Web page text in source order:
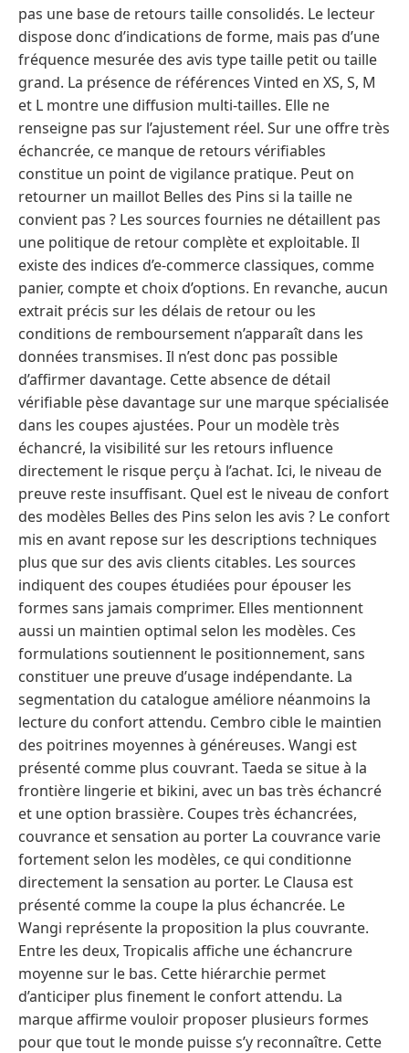
pas une base de retours taille consolidés. Le lecteur
dispose donc d’indications de forme, mais pas d’une
fréquence mesurée des avis type taille petit ou taille
grand. La présence de références Vinted en XS, S, M
et L montre une diffusion multi-tailles. Elle ne
renseigne pas sur l’ajustement réel. Sur une offre très
échancrée, ce manque de retours vérifiables
constitue un point de vigilance pratique. Peut on
retourner un maillot Belles des Pins si la taille ne
convient pas ? Les sources fournies ne détaillent pas
une politique de retour complète et exploitable. Il
existe des indices d’e-commerce classiques, comme
panier, compte et choix d’options. En revanche, aucun
extrait précis sur les délais de retour ou les
conditions de remboursement n’apparaît dans les
données transmises. Il n’est donc pas possible
d’affirmer davantage. Cette absence de détail
vérifiable pèse davantage sur une marque spécialisée
dans les coupes ajustées. Pour un modèle très
échancré, la visibilité sur les retours influence
directement le risque perçu à l’achat. Ici, le niveau de
preuve reste insuffisant. Quel est le niveau de confort
des modèles Belles des Pins selon les avis ? Le confort
mis en avant repose sur les descriptions techniques
plus que sur des avis clients citables. Les sources
indiquent des coupes étudiées pour épouser les
formes sans jamais comprimer. Elles mentionnent
aussi un maintien optimal selon les modèles. Ces
formulations soutiennent le positionnement, sans
constituer une preuve d’usage indépendante. La
segmentation du catalogue améliore néanmoins la
lecture du confort attendu. Cembro cible le maintien
des poitrines moyennes à généreuses. Wangi est
présenté comme plus couvrant. Taeda se situe à la
frontière lingerie et bikini, avec un bas très échancré
et une option brassière. Coupes très échancrées,
couvrance et sensation au porter La couvrance varie
fortement selon les modèles, ce qui conditionne
directement la sensation au porter. Le Clausa est
présenté comme la coupe la plus échancrée. Le
Wangi représente la proposition la plus couvrante.
Entre les deux, Tropicalis affiche une échancrure
moyenne sur le bas. Cette hiérarchie permet
d’anticiper plus finement le confort attendu. La
marque affirme vouloir proposer plusieurs formes
pour que tout le monde puisse s’y reconnaître. Cette